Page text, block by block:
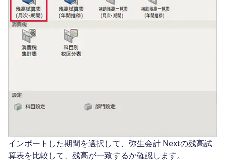
インポートした期間を選択して、弥生会計 Nextの残高試
算表を比較して、残高が一致するか確認します。